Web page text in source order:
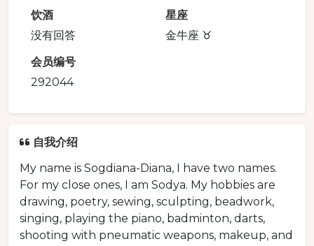
饮酒
没有回答
星座
金牛座 ♉️
会员编号
292044
自我介绍
My name is Sogdiana-Diana, I have two names.
For my close ones, I am Sodya. My hobbies are
drawing, poetry, sewing, sculpting, beadwork,
singing, playing the piano, badminton, darts,
shooting with pneumatic weapons, makeup, and